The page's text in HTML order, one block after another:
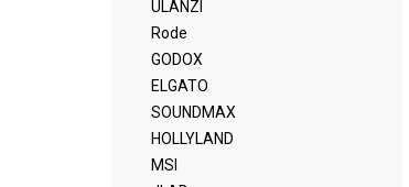
ULANZI
Rode
GODOX
ELGATO
SOUNDMAX
HOLLYLAND
MSI